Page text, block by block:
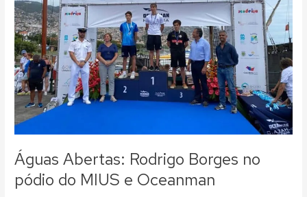
Águas Abertas: Rodrigo Borges no
pódio do MIUS e Oceanman
pódio
do
MIUS
e
Oceanman